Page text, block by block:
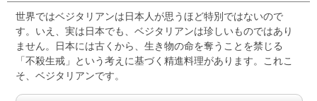
世界ではベジタリアンは日本人が思うほど特別ではないので
す。いえ、実は日本でも、ベジタリアンは珍しいものではあり
ません。日本には古くから、生き物の命を奪うことを禁じる
「不殺生戒」という考えに基づく精進料理があります。これこ
そ、ベジタリアンです。